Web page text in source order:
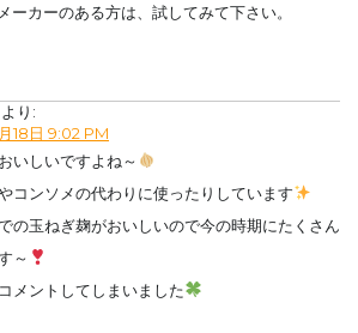
ーカーのある方は、試してみて下さい。
より:
18日 9:02 PM
いしいですよね～
コンソメの代わりに使ったりしています
の玉ねぎ麹がおいしいので今の時期にたくさん
～
メントしてしまいました